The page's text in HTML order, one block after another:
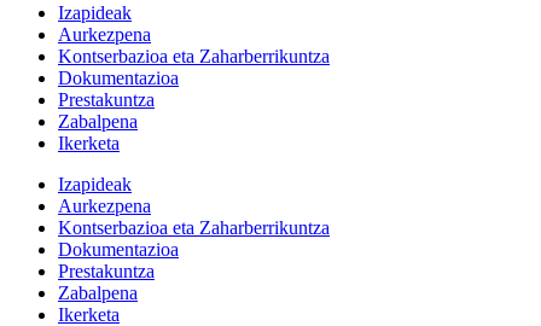
Izapideak
Aurkezpena
Kontserbazioa eta Zaharberrikuntza
Dokumentazioa
Prestakuntza
Zabalpena
Ikerketa
Izapideak
Aurkezpena
Kontserbazioa eta Zaharberrikuntza
Dokumentazioa
Prestakuntza
Zabalpena
Ikerketa